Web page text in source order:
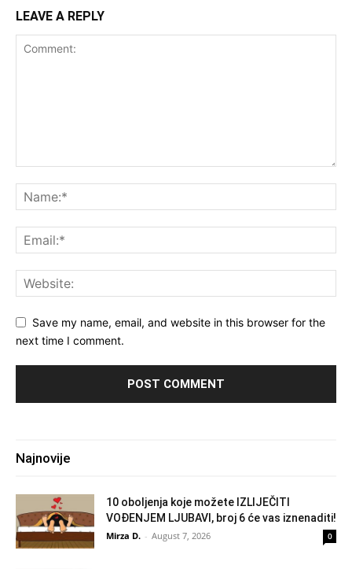
LEAVE A REPLY
Save my name, email, and website in this browser for the
next time I comment.
Najnovije
10 oboljenja koje možete IZLIJEČITI
VOĐENJEM LJUBAVI, broj 6 će vas iznenaditi!
Mirza D. - August 7, 2026 0